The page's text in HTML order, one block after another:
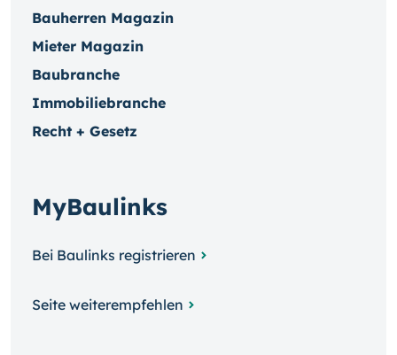
Bauherren Magazin
Mieter Magazin
Baubranche
Immobiliebranche
Recht + Gesetz
MyBaulinks
Bei Baulinks registrieren
Seite weiterempfehlen